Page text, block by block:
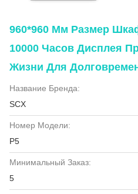
960*960 Мм Размер
10000 Часов Дисплея
Жизни Для
Название Бренда:
SCX
Номер Модели:
P5
Минимальный Заказ:
5